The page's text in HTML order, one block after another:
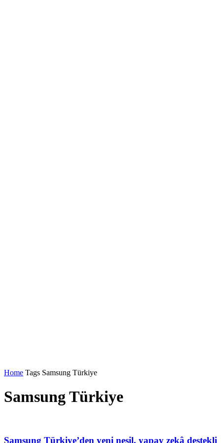
Home Tags Samsung Türkiye
Samsung Türkiye
Samsung Türkiye’den yeni nesil, yapay zekâ destekli